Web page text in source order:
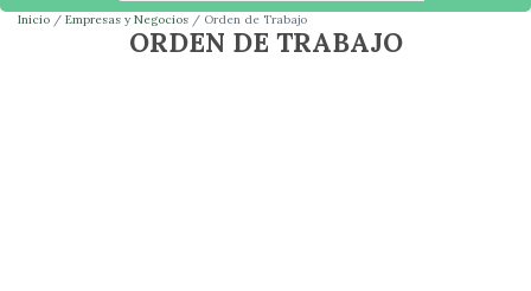
Inicio Empresas y Negocios Orden de Trabajo
ORDEN DE TRABAJO